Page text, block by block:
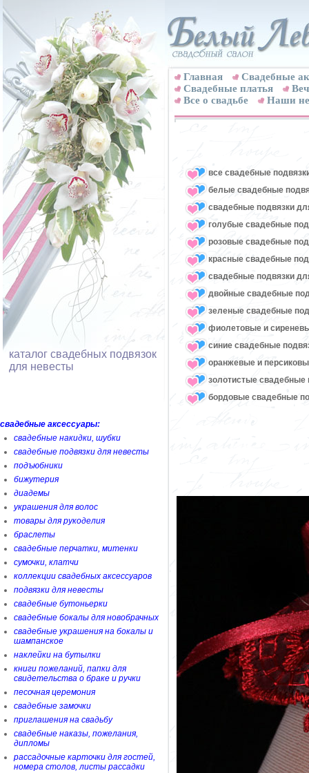
каталог свадебных подвязок
для невесты
свадебные аксессуары:
свадебные накидки, шубки
свадебные подвязки для невесты
подъюбники
бижутерия
диадемы
украшения для волос
товары для рукоделия
браслеты
свадебные перчатки, митенки
сумочки, клатчи
коллекции свадебных аксессуаров
подвязки для невесты
свадебные бутоньерки
свадебные бокалы для новобрачных
свадебные украшения на бокалы и
шампанское
наклейки на бутылки
книги пожеланий, папки для
свидетельства о браке и ручки
песочная церемония
свадебные замочки
приглашения на свадьбу
свадебные наказы, пожелания,
дипломы
рассадочные карточки для гостей,
номера столов, листы рассадки
Главная
Свадебные
Cвадебные платья
Все о свадьбе
Наши
все свадебные
белые свадебные
свадебные подвязки
голубые свадебные
розовые свадебные
красные свадебные
свадебные подвязки
двойные свадебные
зеленые свадебные
фиолетовые и
синие свадебные
оранжевые и
золотистые свадебные
бордовые свадебные